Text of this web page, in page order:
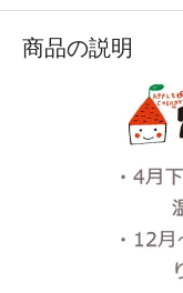
商品の説明